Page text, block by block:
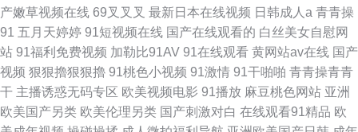
产嫩草视频在线 69叉叉叉 最新日本在线视频 日韩成人a 青青操
91 五月天婷婷 91短视频在线 国产在线观看的 白丝美女自慰网
站 91福利免费视频 加勒比91AV 91在线观看 黄网站av在线 国产
视频 狠狠擼狠狠擼 91桃色小视频 91激情 91干啪啪 青青操青青
干 主播诱惑无码专区 欧美视频电影 91播放 麻豆桃色网站 亚洲
欧美国产另类 欧美伦理另类 国产刺激对白 在线观看91精品 欧